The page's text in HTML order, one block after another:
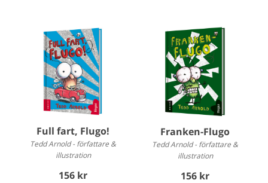
Full fart, Flugo!
Tedd Arnold - författare &
illustration
156 kr
Franken-Flugo
Tedd Arnold - författare &
illustration
156 kr